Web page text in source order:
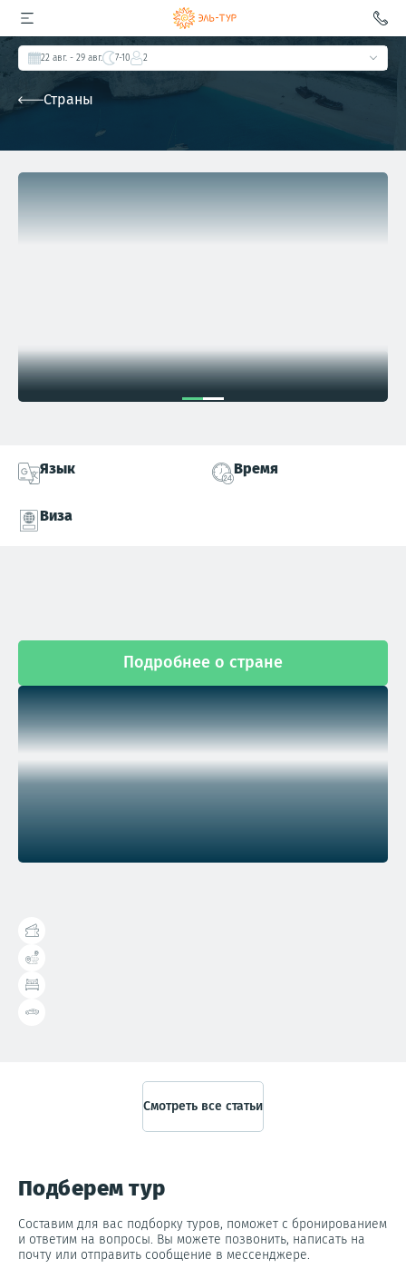
22 авг. - 29 авг. 7-10 2
Страны
Язык Время
Виза
Подробнее о стране
Справочник туриста
Смотреть все статьи
Подберем тур
Составим для вас подборку туров, поможет с бронированием
и ответим на вопросы. Вы можете позвонить, написать на
почту или отправить сообщение в мессенджере.